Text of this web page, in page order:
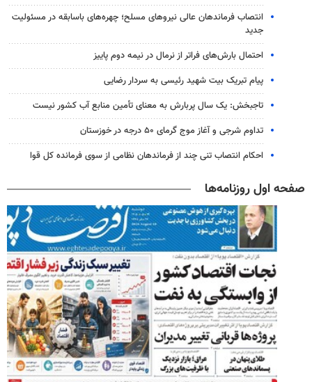
انتصاب فرماندهان عالی‌ نیروهای مسلح؛ چهره‌های باسابقه در مسئولیت‌
جدید
احتمال بارش‌های فراتر از نرمال در نیمه دوم پاییز
پیام تبریک بیت شهید رئیسی به سردار رضایی
تاجبخش: یک سال پربارش به معنای تأمین منابع آب کشور نیست
تداوم شرجی و آغاز موج گرمای ۵۰ درجه در خوزستان
احکام انتصاب تنی چند از فرماندهان نظامی از سوی فرمانده کل قوا
صفحه اول روزنامه‌ها